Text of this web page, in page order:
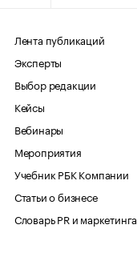
Лента публикаций
Эксперты
Выбор редакции
Кейсы
Вебинары
Мероприятия
Учебник РБК Компании
Статьи о бизнесе
Словарь PR и маркетинга